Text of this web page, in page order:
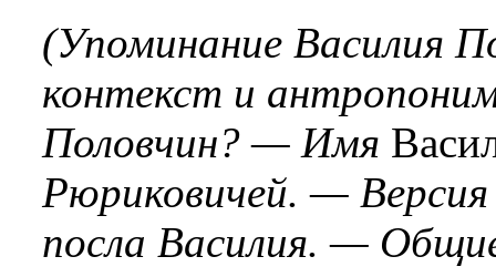
(Упоминание Василия
контекст и
Половчин? — Имя
Рюриковичей. — Версия
посла Василия. —